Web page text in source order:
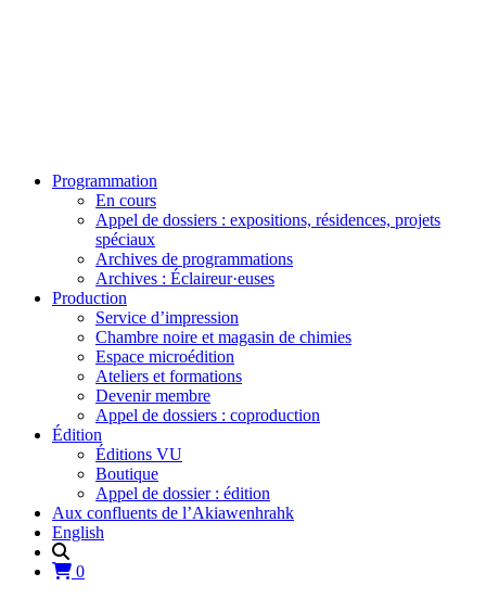
Programmation
En cours
Appel de dossiers : expositions, résidences, projets
spéciaux
Archives de programmations
Archives : Éclaireur·euses
Production
Service d’impression
Chambre noire et magasin de chimies
Espace microédition
Ateliers et formations
Devenir membre
Appel de dossiers : coproduction
Édition
Éditions VU
Boutique
Appel de dossier : édition
Aux confluents de l’Akiawenhrahk
English
0